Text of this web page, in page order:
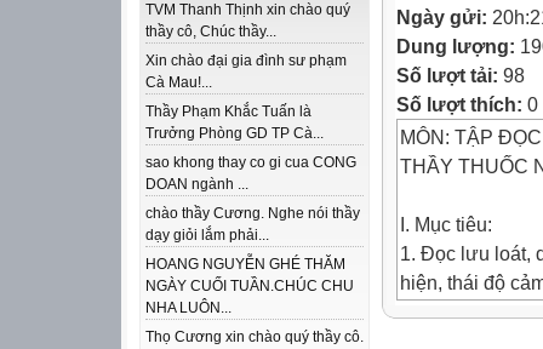
TVM Thanh Thịnh xin chào quý
thầy cô, Chúc thầy...
Xin chào đại gia đình sư phạm
Cà Mau!...
Thầy Phạm Khắc Tuấn là
Trưởng Phòng GD TP Cà...
sao khong thay co gi cua CONG
DOAN ngành ...
chào thầy Cương. Nghe nói thầy
dạy giỏi lắm phải...
HOANG NGUYỄN GHÉ THĂM
NGÀY CUỐI TUẦN.CHÚC CHU
NHA LUÔN...
Thọ Cương xin chào quý thầy cô.
Ngày gửi:
Dung lượng:
Số lượt tải: 98
Số lượt thích: 0
MÔN: TẬP ĐỌC
THẦY THUỐC
I. Mục tiêu:
1. Đọc lưu loát,
hiện, thái độ